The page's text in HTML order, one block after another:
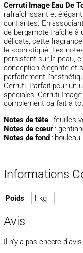
Cerruti Image Eau De
rafraîchissant et
confiantes. En
de bergamote fraîche à
délicate, cette
le sophistiqué. Les
persistent sur la peau,
conception élégante et
parfaitement
Cerruti. Parfait pour un
spéciales, Cerruti
complément parfait à
Notes de tête : feuilles
Notes de cœur :
Notes de fond :
Informations
Poids 1 kg
Avis
Il n’y a pas encore d’avis.